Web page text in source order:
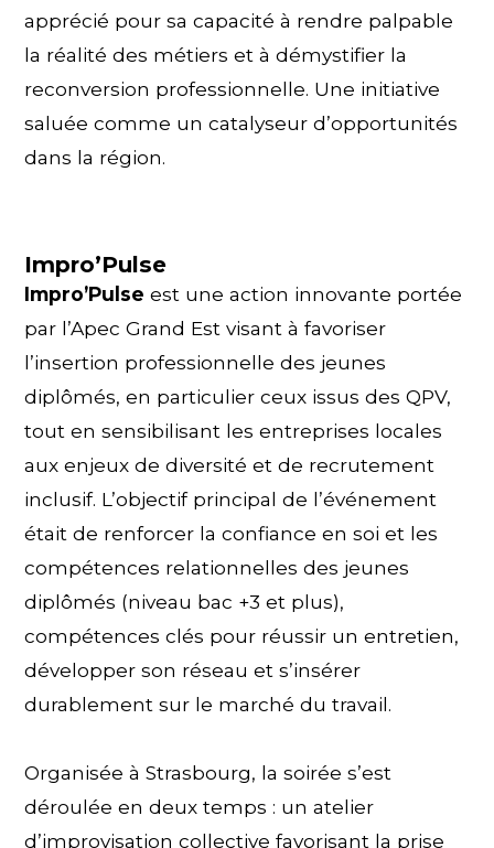
apprécié pour sa capacité à rendre palpable
la réalité des métiers et à démystifier la
reconversion professionnelle. Une initiative
saluée comme un catalyseur d’opportunités
dans la région.
Impro’Pulse
Impro’Pulse est une action innovante portée
par l’Apec Grand Est visant à favoriser
l’insertion professionnelle des jeunes
diplômés, en particulier ceux issus des QPV,
tout en sensibilisant les entreprises locales
aux enjeux de diversité et de recrutement
inclusif. L’objectif principal de l’événement
était de renforcer la confiance en soi et les
compétences relationnelles des jeunes
diplômés (niveau bac +3 et plus),
compétences clés pour réussir un entretien,
développer son réseau et s’insérer
durablement sur le marché du travail.
Organisée à Strasbourg, la soirée s’est
déroulée en deux temps : un atelier
d’improvisation collective favorisant la prise